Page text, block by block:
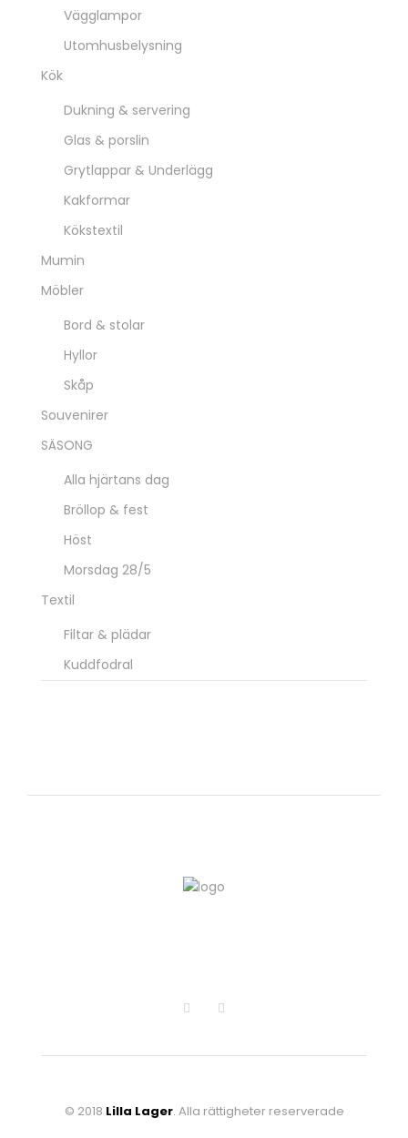
Vägglampor
Utomhusbelysning
Kök
Dukning & servering
Glas & porslin
Grytlappar & Underlägg
Kakformar
Kökstextil
Mumin
Möbler
Bord & stolar
Hyllor
Skåp
Souvenirer
SÄSONG
Alla hjärtans dag
Bröllop & fest
Höst
Morsdag 28/5
Textil
Filtar & plädar
Kuddfodral
© 2018 Lilla Lager. Alla rättigheter reserverade